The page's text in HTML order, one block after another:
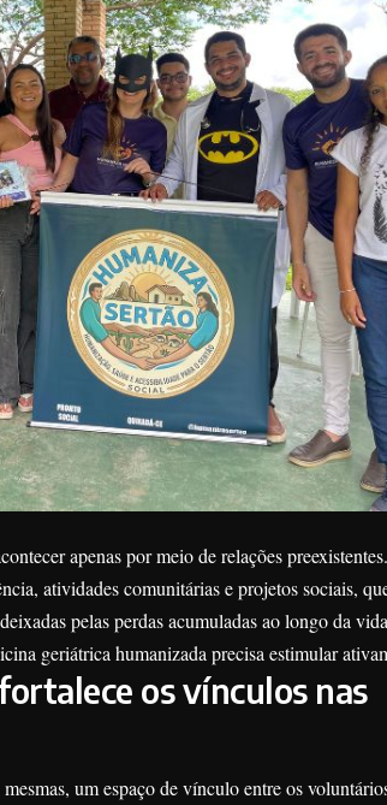
apenas por meio de relações
atividades comunitárias e projetos sociais,
pelas perdas acumuladas ao longo da
geriátrica humanizada precisa estimular
os vínculos nas
um espaço de vínculo entre os